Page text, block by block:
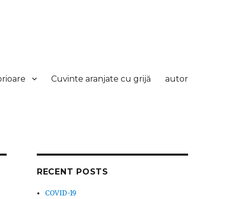
Cuvinte aranjate cu grijă autor
RECENT POSTS
COVID-19